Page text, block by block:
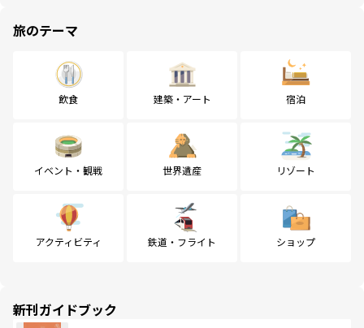
旅のテーマ
飲食 建築・アート 宿泊
イベント・観戦 世界遺産 リゾート
アクティビティ 鉄道・フライト ショップ
新刊ガイドブック